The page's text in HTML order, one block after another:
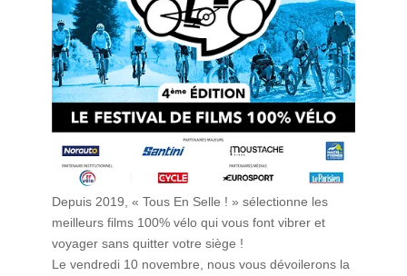
Depuis 2019, « Tous En Selle ! » sélectionne les
meilleurs films 100% vélo qui vous font vibrer et
voyager sans quitter votre siège !
Le vendredi 10 novembre, nous vous dévoilerons la